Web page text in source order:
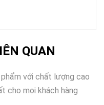
QUAN
với chất lượng cao
cho mọi khách hàng